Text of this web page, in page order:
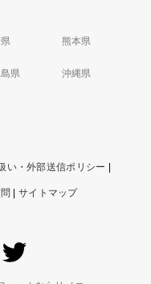
熊本県
県 沖縄県
い・外部送信ポリシー
サイトマップ